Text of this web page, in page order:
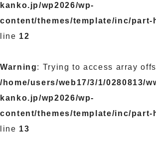
kanko.jp/wp2026/wp-
content/themes/template/inc/part-
line 12
Warning: Trying to access array
/home/users/web17/3/1/0280813/
kanko.jp/wp2026/wp-
content/themes/template/inc/part-
line 13